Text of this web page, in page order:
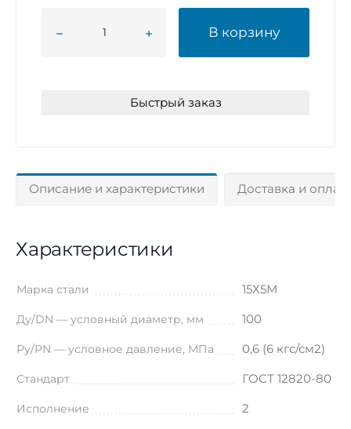
В корзину
Быстрый заказ
Описание и характеристики Доставка и
Характеристики
Марка стали 15Х5М
Ду/DN — условный диаметр, мм 100
Ру/PN — условное давление, МПа 0,6 (6 кгс/см2)
Стандарт ГОСТ 12820-80
Исполнение 2